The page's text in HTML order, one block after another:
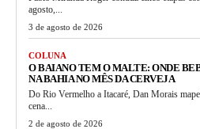
agosto,...
3 de agosto de 2026
COLUNA
O BAIANO TEM O MALTE: ONDE
NA BAHIA NO MÊS DA CERVEJA
Do Rio Vermelho a Itacaré, Dan Morais
cena...
2 de agosto de 2026